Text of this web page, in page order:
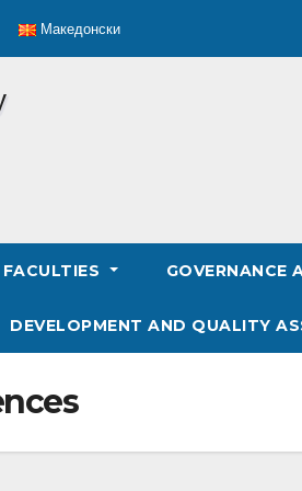
Македонски
FACULTIES GOVERNANCE
DEVELOPMENT AND QUALITY